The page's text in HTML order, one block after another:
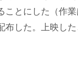
ことにした（作
した。上映し